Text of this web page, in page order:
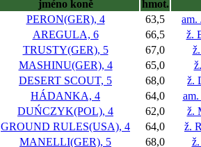
jméno koně
hmot.
PERON(GER), 4 63,5
am.
AREGULA, 6 66,5
ž.
TRUSTY(GER), 5 67,0
MASHINU(GER), 4 65,0
DESERT SCOUT, 5 68,0
ž.
HÁDANKA, 4 64,0
DUŃCZYK(POL), 4 62,0
ž.
GROUND RULES(USA), 4 64,0
ž.
MANELLI(GER), 5 68,0